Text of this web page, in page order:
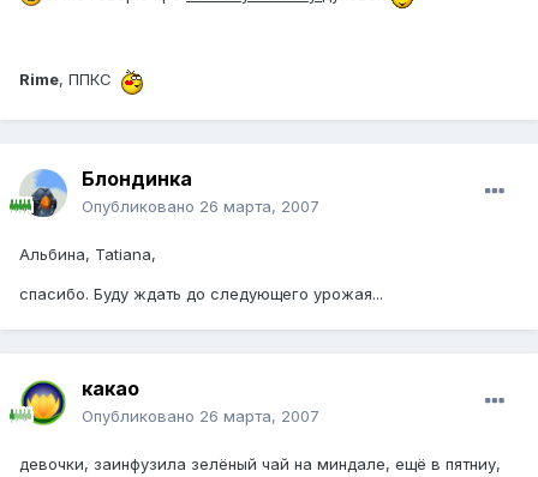
Rime, ППКС
Блондинка
Опубликовано 26 марта, 2007
Альбина, Tatiana,
спасибо. Буду ждать до следующего урожая...
какао
Опубликовано 26 марта, 2007
девочки, заинфузила зелёный чай на миндале, ещё в пятниу,